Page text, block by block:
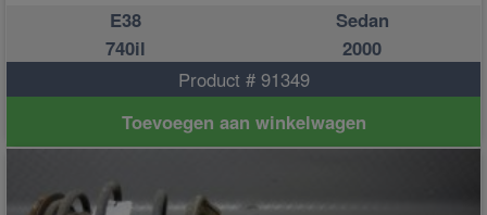
E38
Sedan
740il
2000
Product # 91349
Toevoegen aan winkelwagen